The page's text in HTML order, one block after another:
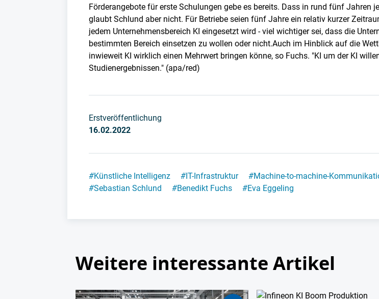
Förderangebote für erste Schulungen gebe es bereits. Dass in rund fünf Jahren
glaubt Schlund aber nicht. Für Betriebe seien fünf Jahre ein relativ kurzer
jedem Unternehmensbereich KI eingesetzt wird - viel wichtiger sei, dass die
bestimmten Bereich einsetzen zu wollen oder nicht.Auch im Hinblick auf die
inwieweit KI wirklich einen Mehrwert bringen könne, so Fuchs. "KI um der KI
Studienergebnissen." (apa/red)
Erstveröffentlichung
16.02.2022
#Künstliche Intelligenz # IT-Infrastruktur #Machine-to-machine-
#Sebastian Schlund #Benedikt Fuchs #Eva Eggeling
Weitere interessante Artikel